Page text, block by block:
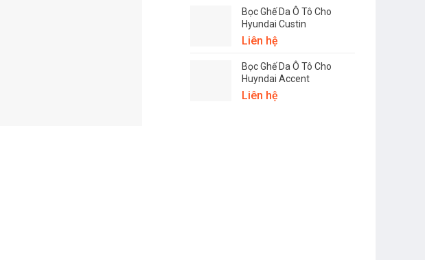
Bọc Ghế Da Ô Tô Cho
Hyundai Custin
Liên hệ
Bọc Ghế Da Ô Tô Cho
Huyndai Accent
Liên hệ